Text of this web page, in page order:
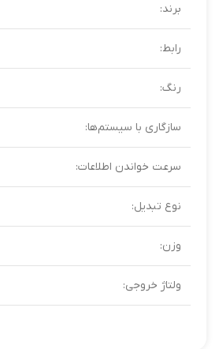
برند:
رابط:
رنگ:
سازگاری با سیستم‌ها:
سرعت خواندن اطلاعات:
نوع تبدیل:
وزن:
ولتاژ خروجی: